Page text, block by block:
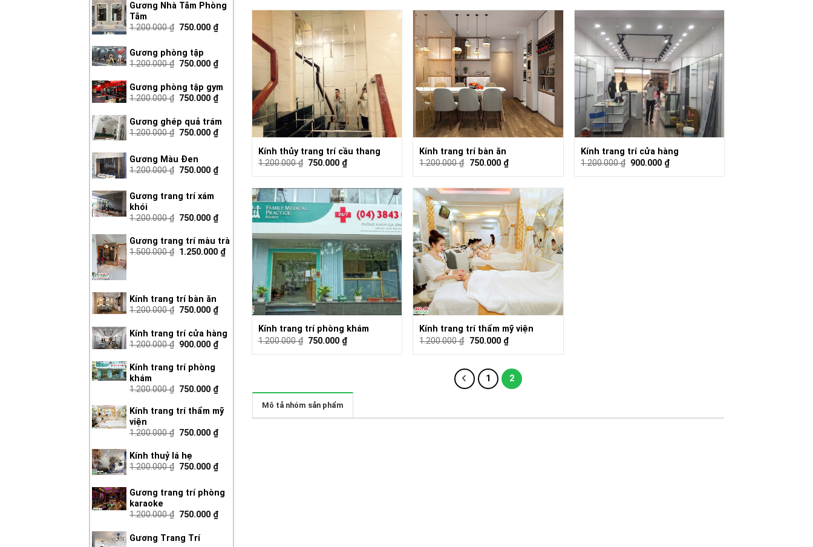
Gương Nhà Tắm Phòng
Tắm
1.200.000₫ 750.000 ₫
Gương phòng tập
1.200.000₫ 750.000 ₫
Gương phòng tập gym
1.200.000₫ 750.000 ₫
Gương ghép quả trám
1.200.000₫ 750.000 ₫
Gương Màu Đen
1.200.000₫ 750.000 ₫
Gương trang trí xám
khói
1.200.000₫ 750.000 ₫
Gương trang trí màu trà
1.500.000₫ 1.250.000 ₫
Kính trang trí bàn ăn
1.200.000₫ 750.000 ₫
Kính trang trí cửa hàng
1.200.000₫ 900.000 ₫
Kính trang trí phòng
khám
1.200.000₫ 750.000 ₫
Kính trang trí thẩm mỹ
viện
1.200.000₫ 750.000 ₫
Kính thuỷ lá hẹ
1.200.000₫ 750.000 ₫
Gương trang trí phòng
karaoke
1.200.000₫ 750.000 ₫
Gương Trang Trí
Kính thủy trang trí cầu thang
1.200.000₫ 750.000 ₫
Kính trang trí bàn ăn
1.200.000₫ 750.000 ₫
Kính trang trí cửa hàng
1.200.000₫ 900.000 ₫
Kính trang trí phòng khám
1.200.000₫ 750.000 ₫
Kính trang trí thẩm mỹ viện
1.200.000₫ 750.000 ₫
1 2
Mô tả nhóm sản phẩm